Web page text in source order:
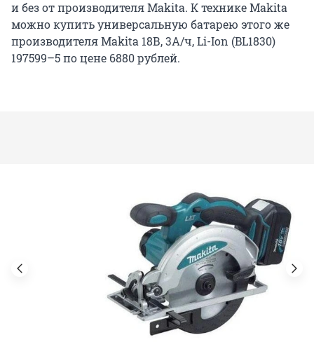
и без от производителя Makita. К технике Makita
можно купить универсальную батарею этого же
производителя Makita 18В, 3А/ч, Li-Ion (BL1830)
197599–5 по цене 6880 рублей.